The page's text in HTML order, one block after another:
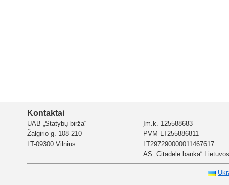
Kontaktai
UAB „Statybų birža“
Žalgirio g. 108-210
LT-09300 Vilnius
Įm.k. 125588683
PVM LT255886811
LT297290000011467617
AS „Citadele banka“